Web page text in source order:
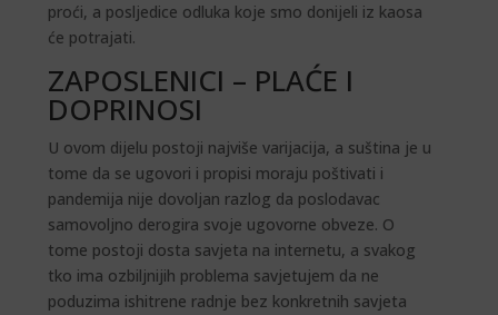
proći, a posljedice odluka koje smo donijeli iz kaosa
će potrajati.
ZAPOSLENICI – PLAĆE I
DOPRINOSI
U ovom dijelu postoji najviše varijacija, a suština je u
tome da se ugovori i propisi moraju poštivati i
pandemija nije dovoljan razlog da poslodavac
samovoljno derogira svoje ugovorne obveze. O
tome postoji dosta savjeta na internetu, a svakog
tko ima ozbiljnijih problema savjetujem da ne
poduzima ishitrene radnje bez konkretnih savjeta